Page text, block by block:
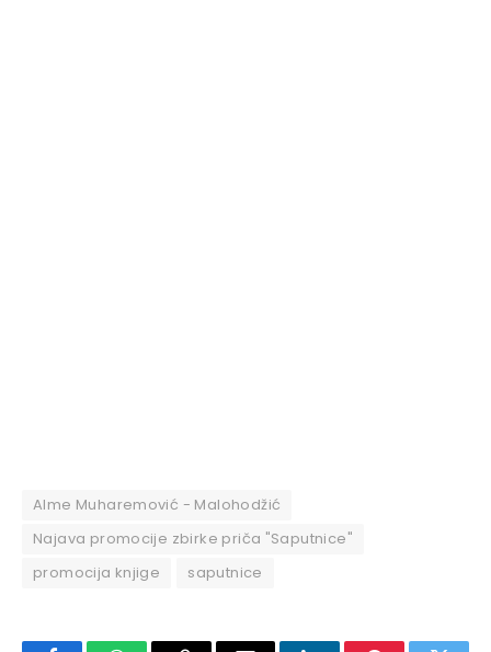
Alme Muharemović - Malohodžić
Najava promocije zbirke priča "Saputnice"
promocija knjige
saputnice